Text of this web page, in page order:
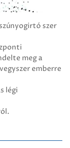
szer
meg a
emberre
légi